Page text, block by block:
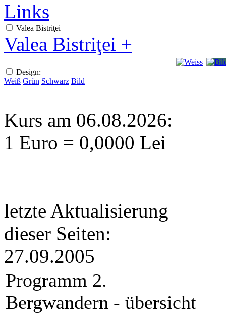
Links
Valea Bistriţei +
Valea Bistriţei +
Design:
Weiß Grün Schwarz Bild
Kurs am 06.08.2026:
1 Euro = 0,0000 Lei
letzte Aktualisierung
dieser Seiten:
27.09.2005
Programm 2.
Bergwandern - übersicht